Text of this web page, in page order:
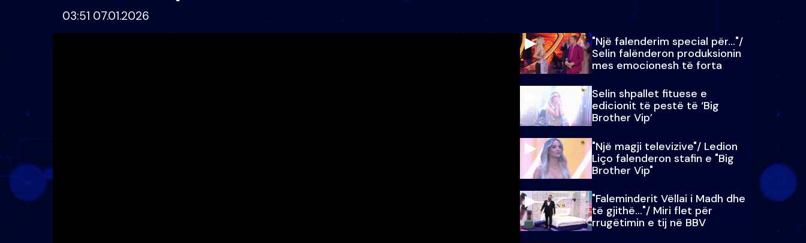
03:51 07.01.2026
"Një falenderim special për…"/
Selin falënderon produksionin
mes emocionesh të forta
Selin shpallet fituese e
edicionit të pestë të ‘Big
Brother Vip’
"Një magji televizive"/ Ledion
Liço falenderon stafin e "Big
Brother Vip"
"Faleminderit Vëllai i Madh dhe
të gjithë…"/ Miri flet për
rrugëtimin e tij në BBV